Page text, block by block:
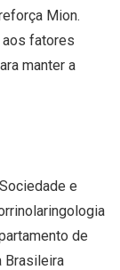
Mion.
aos fatores
manter a
e
de
Brasileira